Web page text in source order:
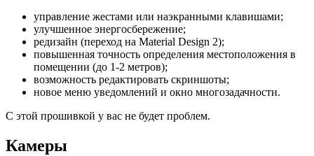
управление жестами или наэкранными клавишами;
улучшенное энергосбережение;
редизайн (переход на Material Design 2);
повышенная точность определения местоположения в
помещении (до 1-2 метров);
возможность редактировать скриншоты;
новое меню уведомлений и окно многозадачности.
С этой прошивкой у вас не будет проблем.
Камеры